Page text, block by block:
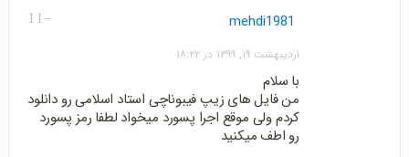
-11 mehdi1981
اردیبهشت ۱۹, ۱۳۹۹ در ۱۸:۲۲
با سلام
من فایل های زیپ فیبوناچی استاد اسلامی رو دانلود
کردم ولی موقع اجرا پسورد میخواد لطفا رمز پسورد
رو اطف میکنید